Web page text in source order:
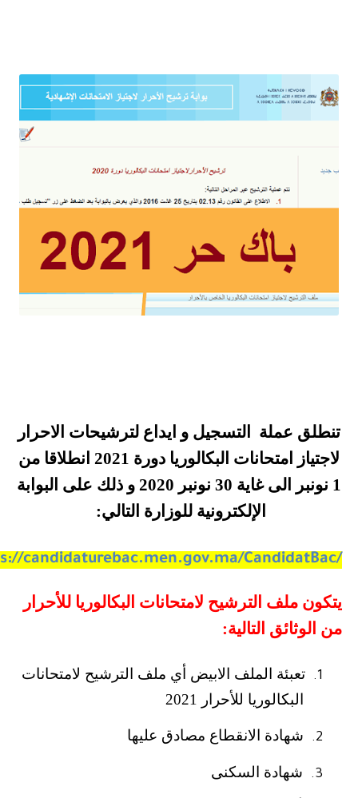
تنطلق عملة
التسجيل و ايداع لترشيحات الاحرار
لاجتياز امتحانات البكالوريا دورة 2021 انطلاقا من
1 نونبر الى غاية 30 نونبر 2020 و ذلك على البوابة
الإلكترونية للوزارة التالي:
candidaturebac.men.gov.ma/CandidatBac/
يتكون ملف الترشيح لامتحانات البكالوريا للأحرار
من الوثائق التالية:
1.
تعبئة الملف الابيض أي ملف الترشيح لامتحانات
البكالوريا للأحرار 2021
2. شهادة الانقطاع مصادق عليها
3. شهادة السكنى